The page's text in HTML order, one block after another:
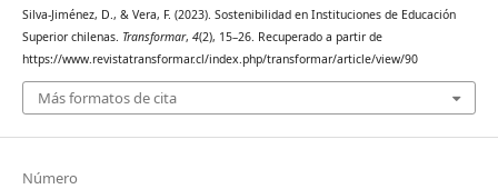
Silva-Jiménez, D., & Vera, F. (2023). Sostenibilidad en Instituciones de Educación
Superior chilenas. Transformar, 4(2), 15–26. Recuperado a partir de
https://www.revistatransformar.cl/index.php/transformar/article/view/90
Más formatos de cita
Número